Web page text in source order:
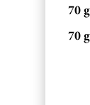
70 g
70 g